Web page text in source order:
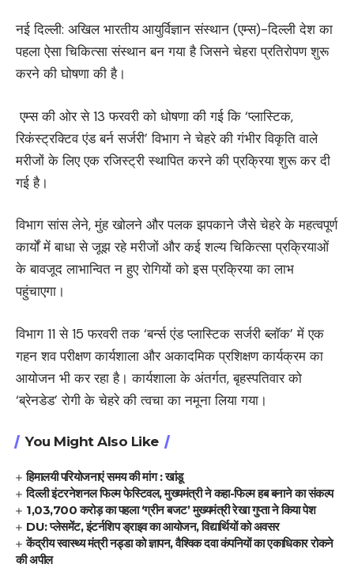
नई दिल्ली: अखिल भारतीय आयुर्विज्ञान संस्थान (एम्स)-दिल्ली देश का
पहला ऐसा चिकित्सा संस्थान बन गया है जिसने चेहरा प्रतिरोपण शुरू
करने की घोषणा की है।
एम्स की ओर से 13 फरवरी को धोषणा की गई कि ‘प्लास्टिक,
रिकंस्ट्रक्टिव एंड बर्न सर्जरी’ विभाग ने चेहरे की गंभीर विकृति वाले
मरीजों के लिए एक रजिस्ट्री स्थापित करने की प्रक्रिया शुरू कर दी
गई है।
विभाग सांस लेने, मुंह खोलने और पलक झपकाने जैसे चेहरे के महत्वपूर्ण
कार्यों में बाधा से जूझ रहे मरीजों और कई शल्य चिकित्सा प्रक्रियाओं
के बावजूद लाभान्वित न हुए रोगियों को इस प्रक्रिया का लाभ
पहुंचाएगा।
विभाग 11 से 15 फरवरी तक ‘बर्न्स एंड प्लास्टिक सर्जरी ब्लॉक’ में एक
गहन शव परीक्षण कार्यशाला और अकादमिक प्रशिक्षण कार्यक्रम का
आयोजन भी कर रहा है। कार्यशाला के अंतर्गत, बृहस्पतिवार को
‘ब्रेनडेड’ रोगी के चेहरे की त्वचा का नमूना लिया गया।
You Might Also Like
हिमालयी परियोजनाएं समय की मांग : खांडू
दिल्ली इंटरनेशनल फिल्म फेस्टिवल, मुख्यमंत्री ने कहा-फिल्म हब बनाने का संकल्प
1,03,700 करोड़ का पहला ‘ग्रीन बजट’ मुख्यमंत्री रेखा गुप्ता ने किया पेश
DU: प्लेसमेंट, इंटर्नशिप ड्राइव का आयोजन, विद्यार्थियों को अवसर
केंद्रीय स्वास्थ्य मंत्री नड्डा को ज्ञापन, वैश्विक दवा कंपनियों का एकाधिकार रोकने
की अपील